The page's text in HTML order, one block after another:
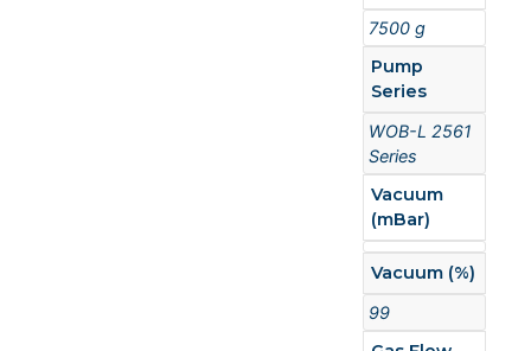
7500 g
Pump
Series
WOB-L 2561
Series
Vacuum
(mBar)
Vacuum (%)
99